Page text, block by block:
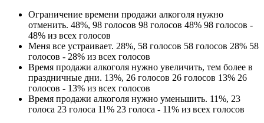
Ограничение времени продажи алкоголя нужно
отменить. 48%, 98 голосов 98 голосов 48% 98 голосов -
48% из всех голосов
Меня все устраивает. 28%, 58 голосов 58 голосов 28% 58
голосов - 28% из всех голосов
Время продажи алкоголя нужно увеличить, тем более в
праздничные дни. 13%, 26 голосов 26 голосов 13% 26
голосов - 13% из всех голосов
Время продажи алкоголя нужно уменьшить. 11%, 23
голоса 23 голоса 11% 23 голоса - 11% из всех голосов